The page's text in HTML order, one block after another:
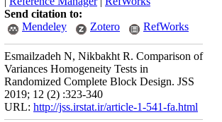
Send citation to:
Mendeley
Zotero RefWorks
Esmailzadeh N, Nikbakht R. Comparison of
Variances Homogeneity Tests in
Randomized Complete Block Design. JSS
2019; 12 (2) :323-340
URL: http://jss.irstat.ir/article-1-541-fa.html